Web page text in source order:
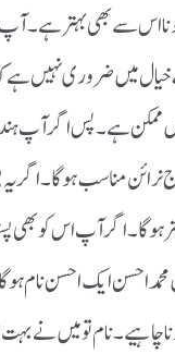
اس سے بھی بہتر ہے ۔ آپ
میں ضروری نہیں ہے
ممکن ہے ۔ پس اگر آپ
مناسب ہوگا ۔ اگر
۔ اگر آپ اس کو بھی
محمد احسن ایک احسن نام
۔ نام تو میں نے بہت